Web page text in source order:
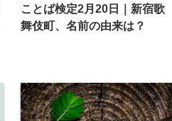
ことば検定2月20日｜新宿歌
舞伎町、名前の由来は？